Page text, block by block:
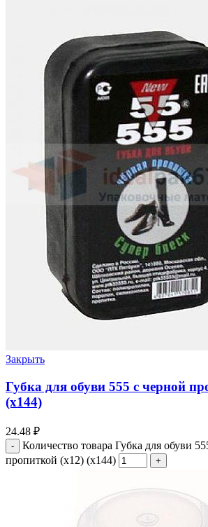
Закрыть
Губка для обуви 555 с черной
(х144)
24.48 ₽
Количество товара Губка для обуви
пропиткой (х12) (х144)